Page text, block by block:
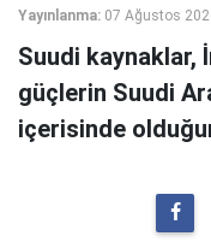
Yayınlanma: 07 Ağustos
Suudi kaynaklar,
güçlerin Suudi
içerisinde